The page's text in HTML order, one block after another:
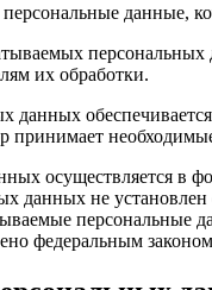
данные,
их обработки.
данных
принимает
осуществляется в
данных не
персональные
федеральным